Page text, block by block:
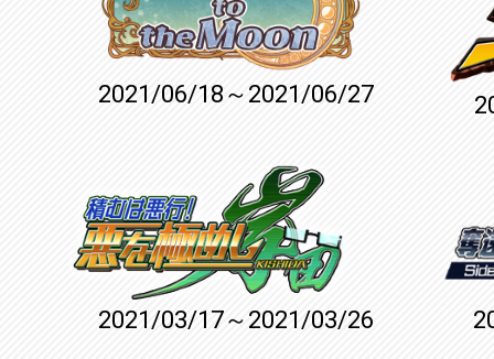
2021/06/18～2021/06/27
2021/03/17～2021/03/26